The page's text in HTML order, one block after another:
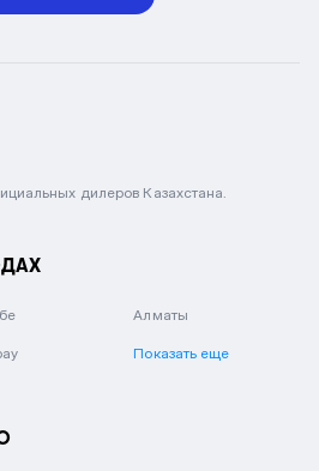
дилеров Казахстана.
Алматы
Показать еще